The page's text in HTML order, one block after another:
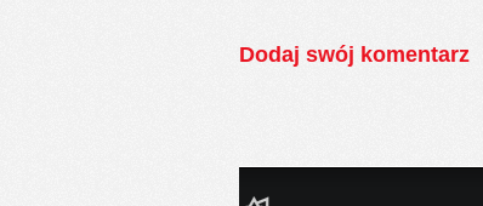
Dodaj swój komentarz